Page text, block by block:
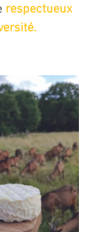
respectueux